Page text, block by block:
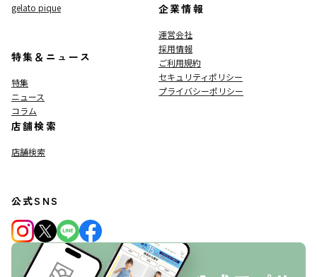
gelato pique
特集＆ニュース
特集
ニュース
コラム
店舗検索
店舗検索
企業情報
運営会社
採用情報
ご利用規約
セキュリティポリシー
プライバシーポリシー
公式SNS